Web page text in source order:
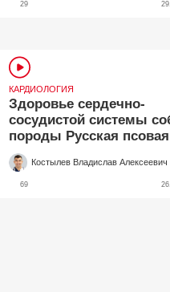
29
КАРДИОЛОГИЯ
Здоровье сердечно-
сосудистой системы
породы Русская псовая
борзая
Костылев Владислав Алексеевич
69